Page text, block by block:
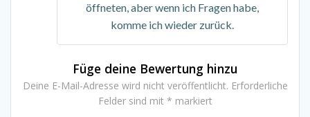
öffneten, aber wenn ich Fragen habe,
komme ich wieder zurück.
Füge deine Bewertung hinzu
Deine E-Mail-Adresse wird nicht veröffentlicht. Erforderliche
Felder sind mit * markiert